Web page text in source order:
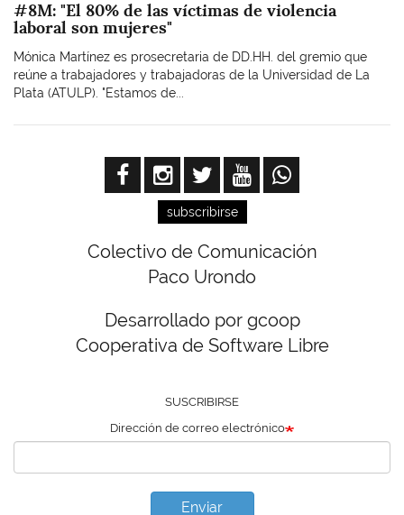
#8M: "El 80% de las víctimas de violencia
laboral son mujeres"
Mónica Martínez es prosecretaria de DD.HH. del gremio que
reúne a trabajadores y trabajadoras de la Universidad de La
Plata (ATULP). "Estamos de...
subscribirse
Colectivo de Comunicación
Paco Urondo
Desarrollado por gcoop
Cooperativa de Software Libre
SUSCRIBIRSE
Dirección de correo electrónico
Enviar